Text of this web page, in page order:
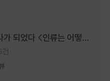
것보다 다시 일어서는 일이
을 담담하게 보여줍니다. 그
가 과장되지 않았고, 오히
분에 더 오래 마음에 남았
인류는 어떻게
건